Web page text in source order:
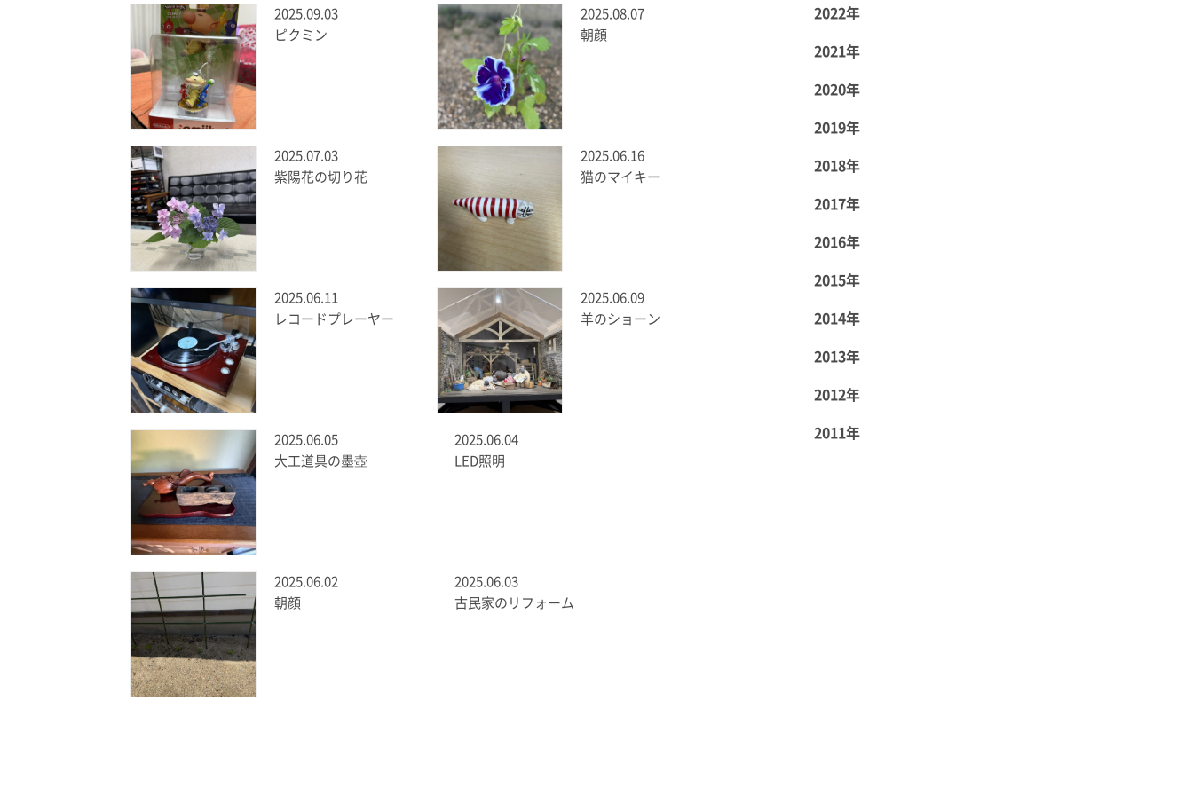
2025.09.03
ピクミン
2025.08.07
朝顔
2025.07.03
紫陽花の切り花
2025.06.16
猫のマイキー
2025.06.11
レコードプレーヤー
2025.06.09
羊のショーン
2025.06.05
大工道具の墨壺
2025.06.04
LED照明
2025.06.02
朝顔
2025.06.03
古民家のリフォーム
2022年
2021年
2020年
2019年
2018年
2017年
2016年
2015年
2014年
2013年
2012年
2011年